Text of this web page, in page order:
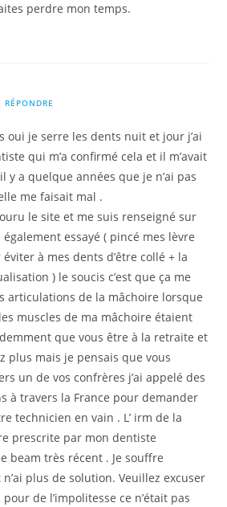
perdre mon temps.
RÉPONDRE
oui je serre les dents nuit et jour j’ai
qui m’a confirmé cela et il m’avait
a quelque années que je n’ai pas
me faisait mal .
le site et me suis renseigné sur
essayé ( pincé mes lèvre
à mes dents d’être collé + la
) le soucis c’est que ça me
articulations de la mâchoire lorsque
muscles de ma mâchoire étaient
que vous être à la retraite et
plus mais je pensais que vous
un de vos confrères j’ai appelé des
à travers la France pour demander
technicien en vain . L’ irm de la
prescrite par mon dentiste
beam très récent . Je souffre
plus de solution. Veuillez excuser
de l’impolitesse ce n’était pas